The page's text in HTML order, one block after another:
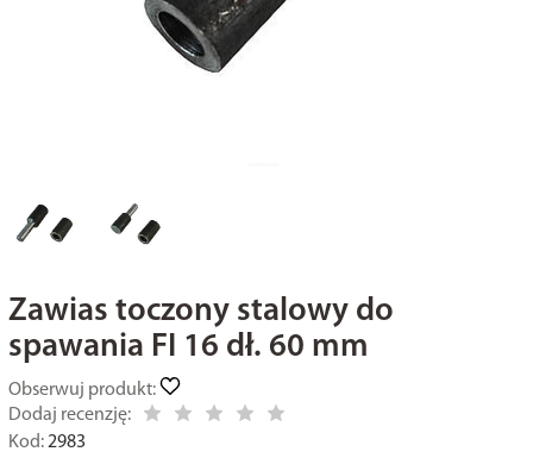
Zawias toczony stalowy do
spawania FI 16 dł. 60 mm
Obserwuj produkt:
Dodaj recenzję:
Kod: 2983